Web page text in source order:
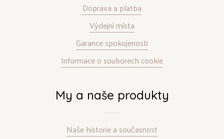
Doprava a platba
Výdejní místa
Garance spokojenosti
Informace o souborech cookie
My a naše produkty
Naše historie a současnost